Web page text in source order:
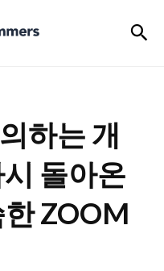
하는 개
돌아온
ZOOM